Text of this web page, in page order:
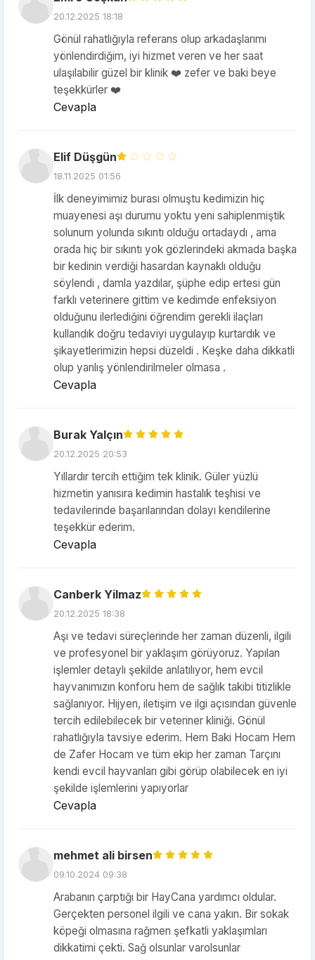
20.12.2025 18:18
Gönül rahatlığıyla referans olup arkadaşlarımı
yönlendirdiğim, iyi hizmet veren ve her saat
ulaşılabilir güzel bir klinik ❤️ zefer ve baki beye
teşekkürler ❤️
Cevapla
Elif Düşgün
18.11.2025 01:56
İlk deneyimimiz burası olmuştu kedimizin hiç
muayenesi aşı durumu yoktu yeni sahiplenmiştik
solunum yolunda sıkıntı olduğu ortadaydı , ama
orada hiç bir sıkıntı yok gözlerindeki akmada başka
bir kedinin verdiği hasardan kaynaklı olduğu
söylendi , damla yazdılar, şüphe edip ertesi gün
farklı veterinere gittim ve kedimde enfeksiyon
olduğunu ilerlediğini öğrendim gerekli ilaçları
kullandık doğru tedaviyi uygulayıp kurtardık ve
şikayetlerimizin hepsi düzeldi . Keşke daha dikkatli
olup yanlış yönlendirilmeler olmasa .
Cevapla
Burak Yalçın
20.12.2025 20:53
Yıllardır tercih ettiğim tek klinik. Güler yüzlü
hizmetin yanısıra kedimin hastalık teşhisi ve
tedavilerinde başarılarından dolayı kendilerine
teşekkür ederim.
Cevapla
Canberk Yilmaz
20.12.2025 18:38
Aşı ve tedavi süreçlerinde her zaman düzenli, ilgili
ve profesyonel bir yaklaşım görüyoruz. Yapılan
işlemler detaylı şekilde anlatılıyor, hem evcil
hayvanımızın konforu hem de sağlık takibi titizlikle
sağlanıyor. Hijyen, iletişim ve ilgi açısından güvenle
tercih edilebilecek bir veteriner kliniği. Gönül
rahatlığıyla tavsiye ederim. Hem Baki Hocam Hem
de Zafer Hocam ve tüm ekip her zaman Tarçını
kendi evcil hayvanları gibi görüp olabilecek en iyi
şekilde işlemlerini yapıyorlar
Cevapla
mehmet ali birsen
09.10.2024 09:38
Arabanın çarptığı bir HayCana yardımcı oldular.
Gerçekten personel ilgili ve cana yakın. Bir sokak
köpeği olmasına rağmen şefkatli yaklaşımları
dikkatimi çekti. Sağ olsunlar varolsunlar